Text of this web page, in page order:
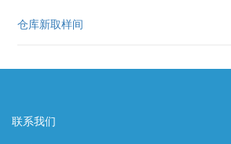
仓库新取样间
联系我们